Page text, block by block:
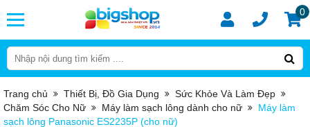
0
Trang chủ Thiết Bị, Đồ Gia Dụng
Sức Khỏe Và Làm Đẹp
Chăm Sóc Cho Nữ
Máy làm sạch lông dành cho nữ
Máy làm
sạch lông Panasonic ES2235P (cho nữ)